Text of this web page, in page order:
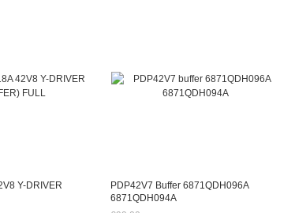
Y-DRIVER
PDP42V7 Buffer 6871QDH096A
6871QDH094A